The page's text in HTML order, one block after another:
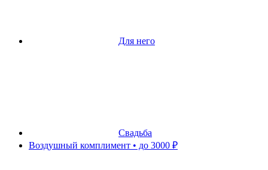
Для него
Свадьба
Воздушный комплимент • до 3000 ₽